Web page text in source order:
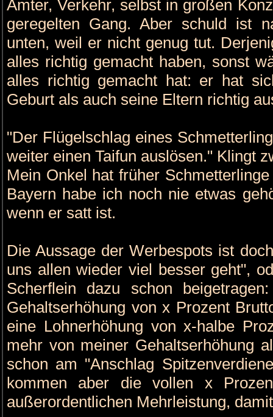
Ämter, Verkehr, selbst in großen
geregelten Gang. Aber schuld ist
unten, weil er nicht genug tut.
alles richtig gemacht haben, sonst
alles richtig gemacht hat: er hat
Geburt als auch seine Eltern richtig
"Der Flügelschlag eines
weiter einen Taifun auslösen." Klingt
Mein Onkel hat früher
Bayern habe ich noch nie etwas
wenn er satt ist.
Die Aussage der Werbespots ist
uns allen wieder viel besser geht",
Scherflein dazu schon
Gehaltserhöhung von x Prozent
eine Lohnerhöhung von x-halbe
mehr von meiner Gehaltserhöhung
schon am "Anschlag
kommen aber die vollen x
außerordentlichen Mehrleistung,